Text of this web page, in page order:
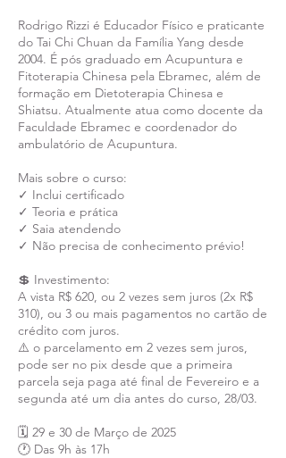
Rodrigo Rizzi é Educador Físico e praticante
do Tai Chi Chuan da Família Yang desde
2004. É pós graduado em Acupuntura e
Fitoterapia Chinesa pela Ebramec, além de
formação em Dietoterapia Chinesa e
Shiatsu. Atualmente atua como docente da
Faculdade Ebramec e coordenador do
ambulatório de Acupuntura.
Mais sobre o curso:
✓ Inclui certificado
✓ Teoria e prática
✓ Saia atendendo
✓ Não precisa de conhecimento prévio!
💲 Investimento:
A vista R$ 620, ou 2 vezes sem juros (2x R$
310), ou 3 ou mais pagamentos no cartão de
crédito com juros.
⚠️ o parcelamento em 2 vezes sem juros,
pode ser no pix desde que a primeira
parcela seja paga até final de Fevereiro e a
segunda até um dia antes do curso, 28/03.
🗓️ 29 e 30 de Março de 2025
🕐 Das 9h às 17h